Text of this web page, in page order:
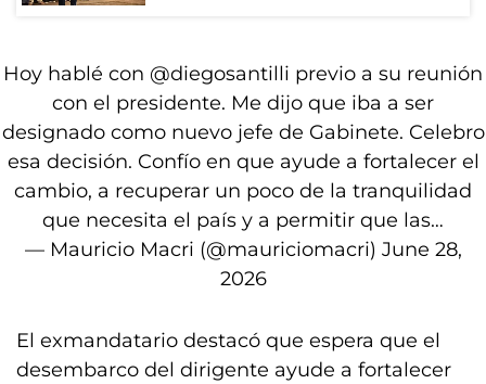
Hoy hablé con @diegosantilli previo a su reunión
con el presidente. Me dijo que iba a ser
designado como nuevo jefe de Gabinete. Celebro
esa decisión. Confío en que ayude a fortalecer el
cambio, a recuperar un poco de la tranquilidad
que necesita el país y a permitir que las…
— Mauricio Macri (@mauriciomacri) June 28,
2026
El exmandatario destacó que espera que el
desembarco del dirigente ayude a fortalecer